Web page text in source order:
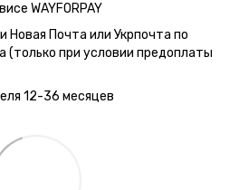
WAYFORPAY
Новая Почта или Укрпочта по
(только при условии предоплаты
12-36 месяцев